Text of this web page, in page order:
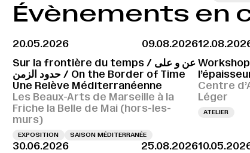
Évènements en
20.05.2026
09.08.2026
Sur la frontière du temps / عن و على
حدود الزمن / On the Border of Time
Une Relève Méditerranéenne
Les Beaux-Arts de Marseille à la
Friche la Belle de Mai (hors-les-
murs)
EXPOSITION SAISON MÉDITERRANÉE
Centre
Léger
ATELIER
30.06.2026
25.08.2026